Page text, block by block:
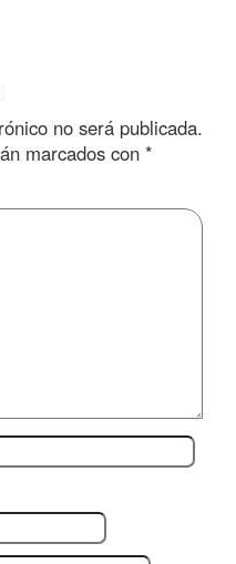
no será publicada.
marcados con *